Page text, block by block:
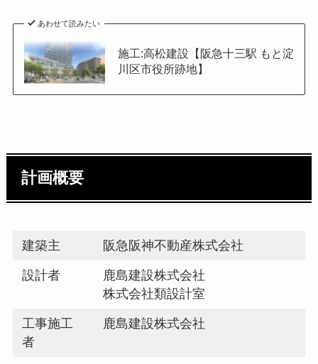
あわせて読みたい
施工:高松建設【阪急十三駅 もと淀
川区市役所跡地】
計画概要
建築主 阪急阪神不動産株式会社
設計者
鹿島建設株式会社
株式会社類設計室
工事施工
者
鹿島建設株式会社